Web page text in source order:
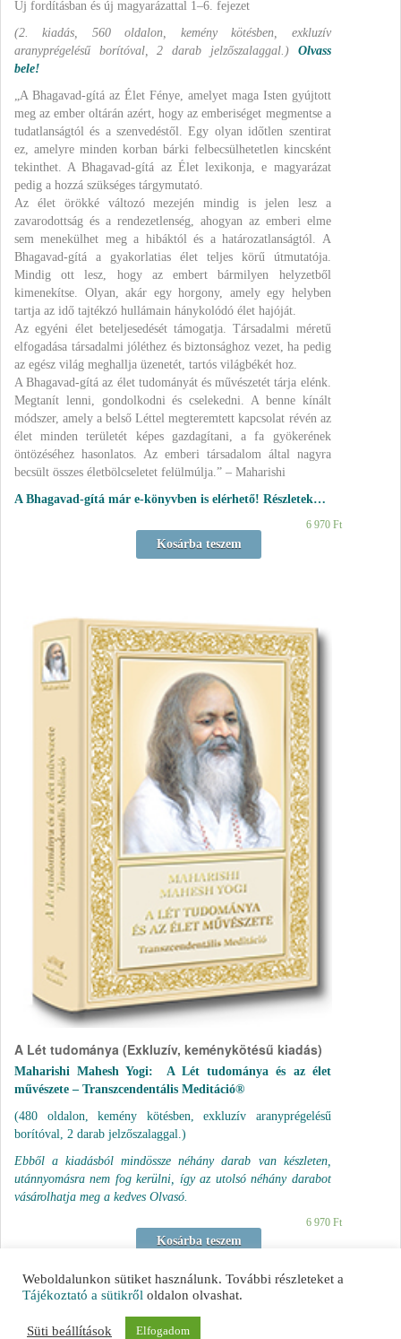
Új fordításban és új magyarázattal 1–6. fejezet
(2. kiadás, 560 oldalon, kemény kötésben, exkluzív
aranyprégelésű borítóval, 2 darab jelzőszalaggal.) Olvass
bele!
„A Bhagavad-gítá az Élet Fénye, amelyet maga Isten gyújtott
meg az ember oltárán azért, hogy az emberiséget megmentse a
tudatlanságtól és a szenvedéstől. Egy olyan időtlen szentirat
ez, amelyre minden korban bárki felbecsülhetetlen kincsként
tekinthet. A Bhagavad-gítá az Élet lexikonja, e magyarázat
pedig a hozzá szükséges tárgymutató.
Az élet örökké változó mezején mindig is jelen lesz a
zavarodottság és a rendezetlenség, ahogyan az emberi elme
sem menekülhet meg a hibáktól és a határozatlanságtól. A
Bhagavad-gítá a gyakorlatias élet teljes körű útmutatója.
Mindig ott lesz, hogy az embert bármilyen helyzetből
kimenekítse. Olyan, akár egy horgony, amely egy helyben
tartja az idő tajtékzó hullámain hánykolódó élet hajóját.
Az egyéni élet beteljesedését támogatja. Társadalmi méretű
elfogadása társadalmi jóléthez és biztonsághoz vezet, ha pedig
az egész világ meghallja üzenetét, tartós világbékét hoz.
A Bhagavad-gítá az élet tudományát és művészetét tárja elénk.
Megtanít lenni, gondolkodni és cselekedni. A benne kínált
módszer, amely a belső Léttel megteremtett kapcsolat révén az
élet minden területét képes gazdagítani, a fa gyökerének
öntözéséhez hasonlatos. Az emberi társadalom által nagyra
becsült összes életbölcseletet felülmúlja.” – Maharishi
A Bhagavad-gítá már e-könyvben is elérhető! Részletek…
6 970 Ft
Kosárba teszem
A Lét tudománya (Exkluzív, keménykötésű kiadás)
Maharishi Mahesh Yogi: A Lét tudománya és az élet
művészete – Transzcendentális Meditáció®
(480 oldalon, kemény kötésben, exkluzív aranyprégelésű
borítóval, 2 darab jelzőszalaggal.)
Ebből a kiadásból mindössze néhány darab van készleten,
utánnyomásra nem fog kerülni, így az utolsó néhány darabot
vásárolhatja meg a kedves Olvasó.
6 970 Ft
Kosárba teszem
Weboldalunkon sütiket használunk. További részleteket a
Tájékoztató a sütikről oldalon olvashat.
Süti beállítások Elfogadom